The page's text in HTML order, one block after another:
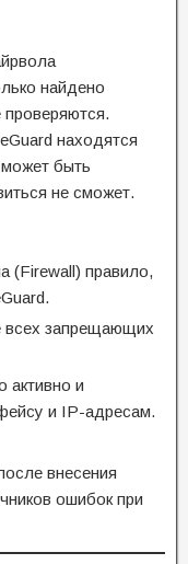
найдено
находятся
быть
не сможет.
(Firewall) правило,
всех запрещающих
активно и
и IP-адресам.
внесения
ошибок при